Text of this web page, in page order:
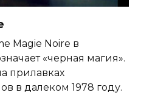
Magie Noire в
«черная магия».
прилавках
в далеком 1978 году.